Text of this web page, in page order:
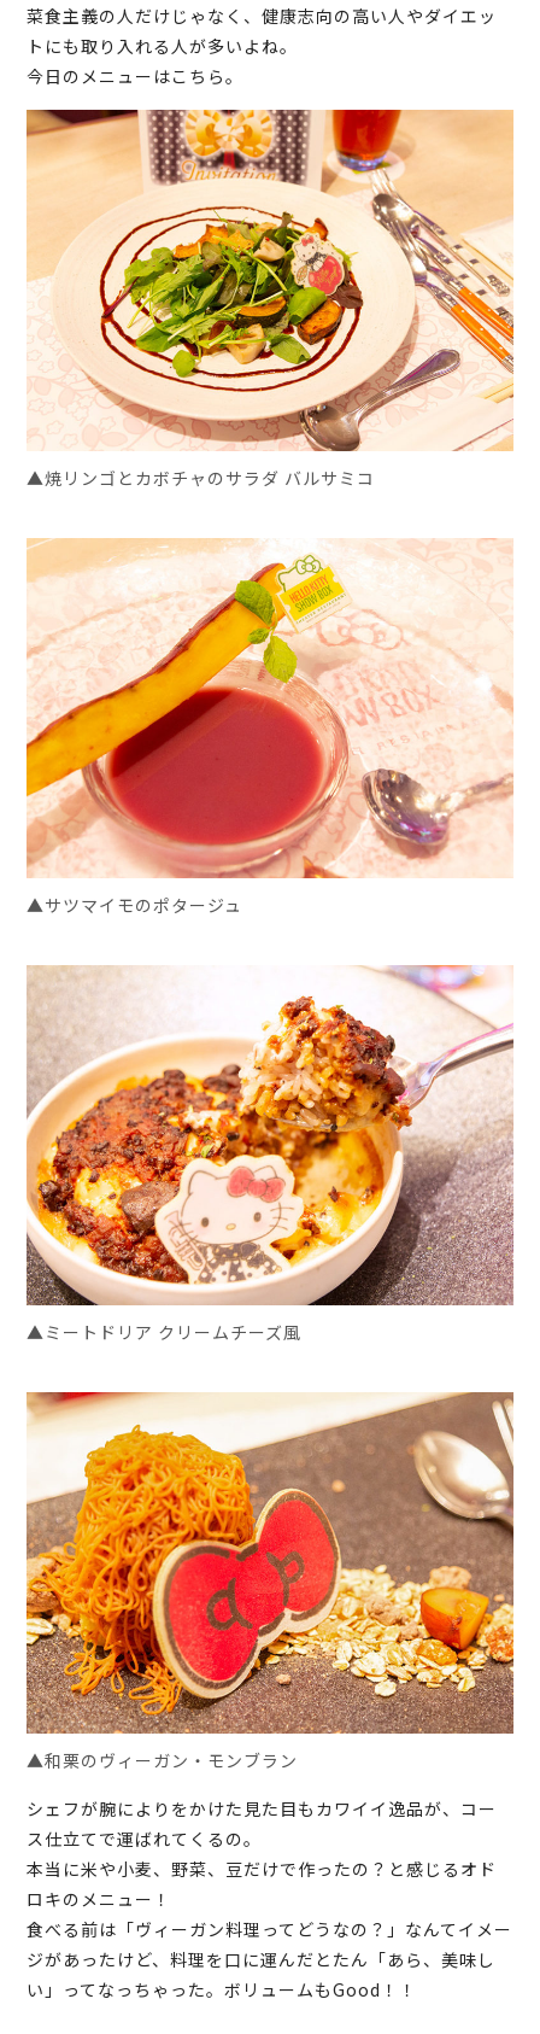
菜食主義の人だけじゃなく、健康志向の高い人やダイエッ
トにも取り入れる人が多いよね。
今日のメニューはこちら。
▲焼リンゴとカボチャのサラダ バルサミコ
▲サツマイモのポタージュ
▲ミートドリア クリームチーズ風
▲和栗のヴィーガン・モンブラン
シェフが腕によりをかけた見た目もカワイイ逸品が、コー
ス仕立てで運ばれてくるの。
本当に米や小麦、野菜、豆だけで作ったの？と感じるオド
ロキのメニュー！
食べる前は「ヴィーガン料理ってどうなの？」なんてイメー
ジがあったけど、料理を口に運んだとたん「あら、美味し
い」ってなっちゃった。ボリュームもGood！！